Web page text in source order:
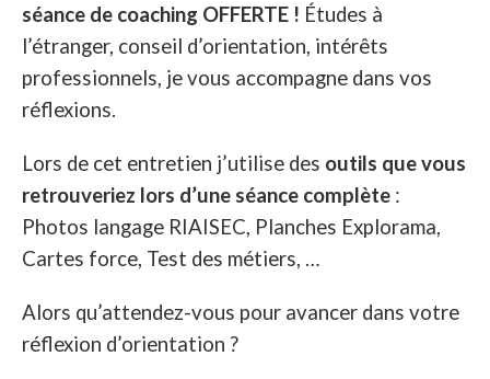
séance de coaching OFFERTE ! Études à
l’étranger, conseil d’orientation, intérêts
professionnels, je vous accompagne dans vos
réflexions.
Lors de cet entretien j’utilise des outils que vous
retrouveriez lors d’une séance complète :
Photos langage RIAISEC, Planches Explorama,
Cartes force, Test des métiers, …
Alors qu’attendez-vous pour avancer dans votre
réflexion d’orientation ?